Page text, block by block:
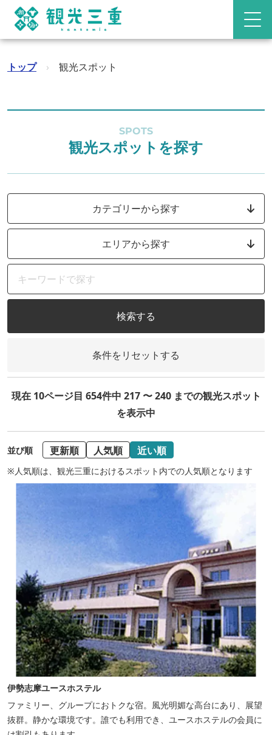
トップ › 観光スポット
SPOTS
観光スポットを探す
カテゴリーから探す
エリアから探す
検索する
条件をリセットする
現在 10ページ目 654件中 217 〜 240 までの観光スポット
を表示中
並び順 更新順 人気順 近い順
※人気順は、観光三重におけるスポット内での人気順となります
伊勢志摩ユースホステル
ファミリー、グループにおトクな宿。風光明媚な高台にあり、展望
抜群。静かな環境です。誰でも利用でき、ユースホステルの会員に